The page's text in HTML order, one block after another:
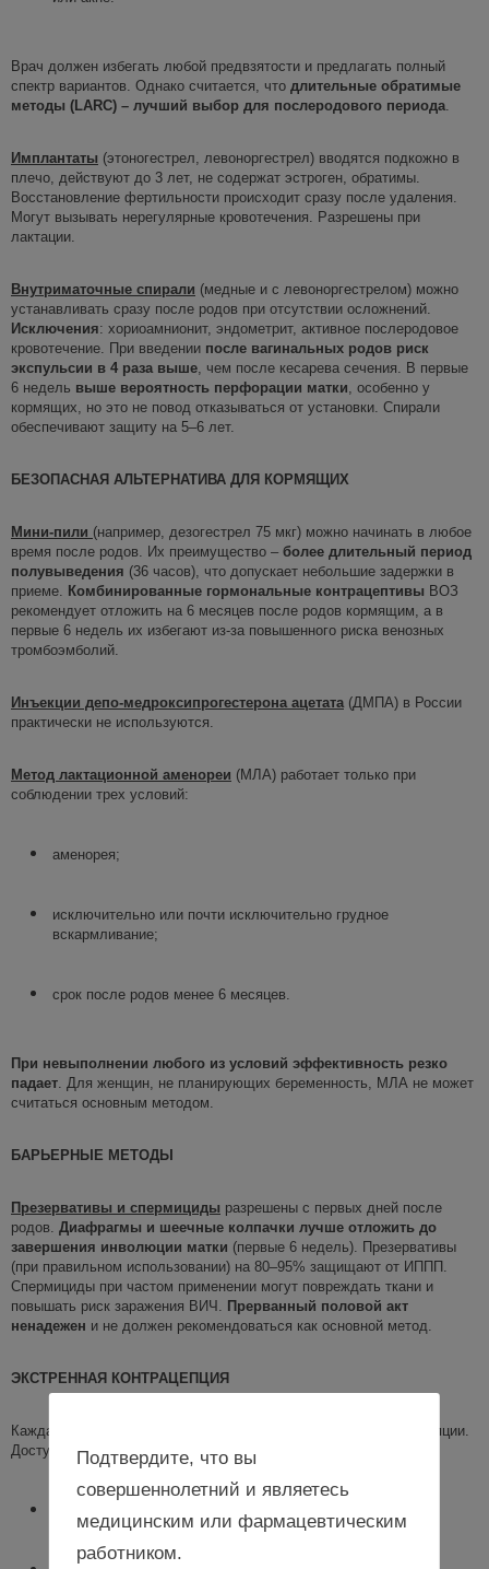
Врач должен избегать любой предвзятости и предлагать полный
спектр вариантов. Однако считается, что длительные обратимые
методы (LARC) – лучший выбор для послеродового периода
Имплантаты (этоногестрел, левоноргестрел) вводятся подкожно в
плечо, действуют до 3 лет, не содержат эстроген, обратимы.
Восстановление фертильности происходит сразу после удаления.
Могут вызывать нерегулярные кровотечения. Разрешены при
лактации.
Внутриматочные спирали (медные и с левоноргестрелом) можно
устанавливать сразу после родов при отсутствии осложнений.
Исключения: хориоамнионит, эндометрит, активное послеродовое
кровотечение. При введении после вагинальных родов риск
экспульсии в 4 раза выше , чем после кесарева сечения. В первые
6 недель выше вероятность перфорации матки , особенно у
кормящих, но это не повод отказываться от установки. Спирали
обеспечивают защиту на 5–6 лет.
БЕЗОПАСНАЯ АЛЬТЕРНАТИВА ДЛЯ КОРМЯЩИХ
Мини-пили (например, дезогестрел 75 мкг) можно начинать в любое
время после родов. Их преимущество – более длительный период
полувыведения (36 часов), что допускает небольшие задержки в
приеме. Комбинированные гормональные контрацептивы ВОЗ
рекомендует отложить на 6 месяцев после родов кормящим, а в
первые 6 недель их избегают из-за повышенного риска венозных
тромбоэмболий.
Инъекции депо-медроксипрогестерона ацетата (ДМПА) в России
практически не используются.
Метод лактационной аменореи (МЛА) работает только при
соблюдении трех условий:
аменорея;
исключительно или почти исключительно грудное
вскармливание;
срок после родов менее 6 месяцев.
При невыполнении любого из условий эффективность резко
падает . Для женщин, не планирующих беременность, МЛА не может
считаться основным методом.
БАРЬЕРНЫЕ МЕТОДЫ
Презервативы и спермициды разрешены с первых дней после
родов. Диафрагмы и шеечные колпачки лучше отложить до
завершения инволюции матки (первые 6 недель). Презервативы
(при правильном использовании) на 80–95% защищают от ИППП.
Спермициды при частом применении могут повреждать ткани и
повышать риск заражения ВИЧ. Прерванный половой акт
ненадежен и не должен рекомендоваться как основной метод.
ЭКСТРЕННАЯ КОНТРАЦЕПЦИЯ
Каждая женщина должна знать о методах экстренной контрацепции.
Доступны:Подтвердите, что вы
совершеннолетний и являетесь
медицинским или фармацевтическим
работником.